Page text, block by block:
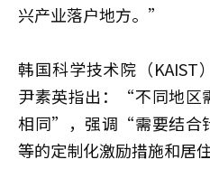
兴产业落户地方。”
韩国科学技术院（KAIST
尹素英指出：“不同地区
相同”，强调“需要结合
等的定制化激励措施和居